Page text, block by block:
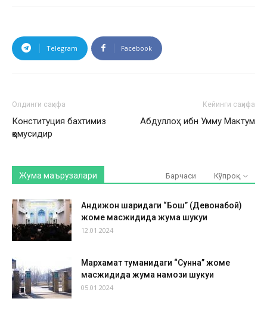
Telegram Facebook
Олдинги саҳифа
Конституция бахтимиз
қомусидир
Кейинги саҳифа
Абдуллоҳ ибн Умму Мактум
Жума маърузалари Барчаси Кўпроқ
Андижон шаҳридаги “Бош” (Девонабой)
жоме масжидида жума шукуҳи
12.01.2024
Мархамат туманидаги “Сунна” жоме
масжидида жума намози шукуҳи
05.01.2024